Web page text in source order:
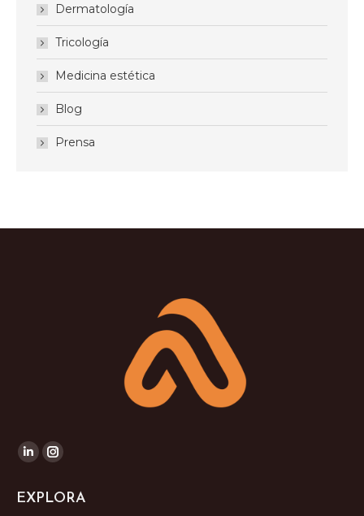
Dermatología
Tricología
Medicina estética
Blog
Prensa
Encuéntranos en:
Linkedin
opens
Instagram
opens
EXPLORA